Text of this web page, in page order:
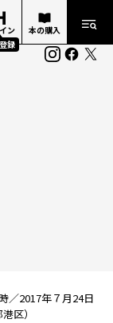
ン
録
本の購入
／2017年７月24日
区）